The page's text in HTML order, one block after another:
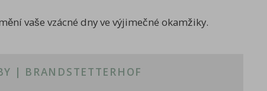
vaše vzácné dny ve výjimečné okamžiky.
| BRANDSTETTERHOF